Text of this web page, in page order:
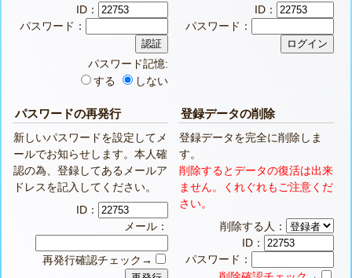
ID：
パスワード：
パスワード記憶:
する
しない
ID：
パスワード：
パスワードの再発行
新しいパスワードを設定してメ
ールでお知らせします。本人確
認の為、登録してあるメールア
ドレスを記入してください。
ID：
メール：
再発行確認チェック→
登録データの削除
登録データを完全に削除しま
す。
削除するとデータの復活は出来
ません。くれぐれもご注意くだ
さい。
削除する人：
ID：
パスワード：